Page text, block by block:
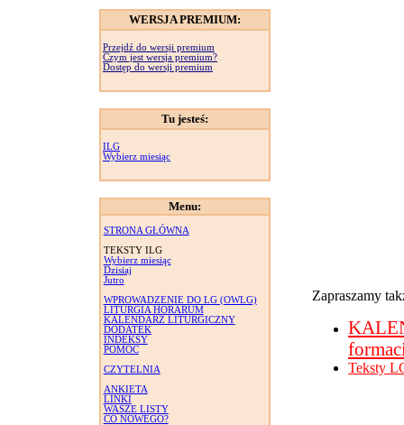
WERSJA PREMIUM:
Przejdź do wersji premium
Czym jest wersja premium?
Dostęp do wersji premium
Tu jesteś:
ILG
Wybierz miesiąc
Menu:
STRONA GŁÓWNA
TEKSTY ILG
Wybierz miesiąc
Dzisiaj
Jutro
WPROWADZENIE DO LG (OWLG)
LITURGIA HORARUM
KALENDARZ LITURGICZNY
DODATEK
INDEKSY
POMOC
CZYTELNIA
ANKIETA
LINKI
WASZE LISTY
CO NOWEGO?
Zapraszamy
Teksty